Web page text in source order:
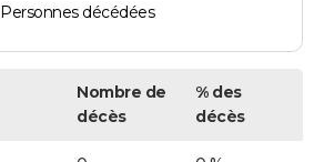
Personnes décédées
Nombre de
décès
% des
décès